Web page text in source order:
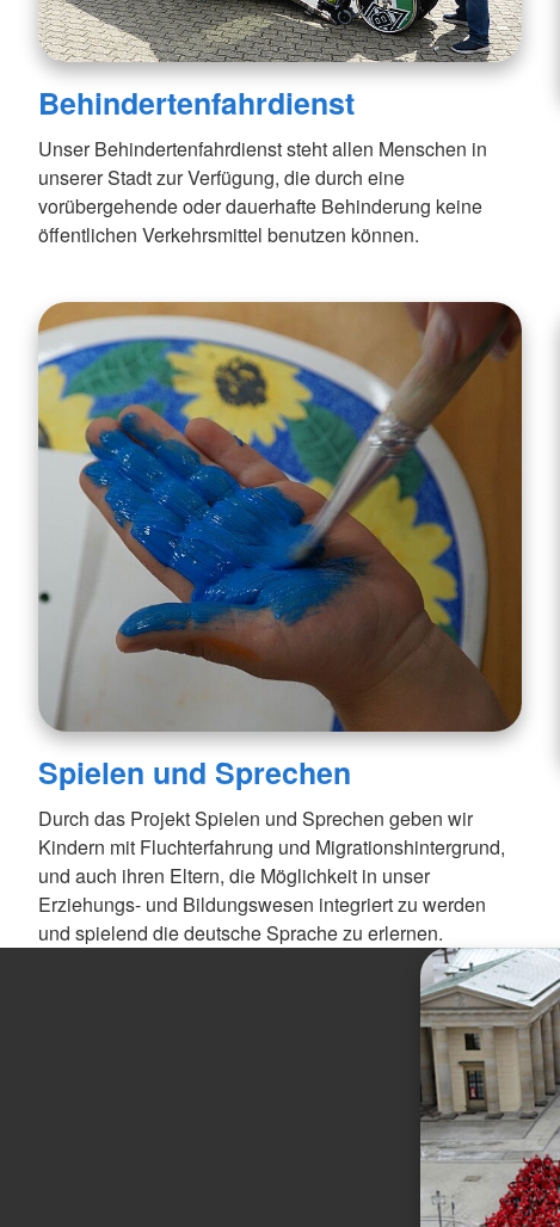
Behindertenfahrdienst
Unser Behindertenfahrdienst steht allen Menschen in
unserer Stadt zur Verfügung, die durch eine
vorübergehende oder dauerhafte Behinderung keine
öffentlichen Verkehrsmittel benutzen können.
Spielen und Sprechen
Durch das Projekt Spielen und Sprechen geben wir
Kindern mit Fluchterfahrung und Migrationshintergrund,
und auch ihren Eltern, die Möglichkeit in unser
Erziehungs- und Bildungswesen integriert zu werden
und spielend die deutsche Sprache zu erlernen.